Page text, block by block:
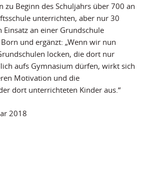
zu Beginn des Schuljahrs über 700 an
unterrichten, aber nur 30
Einsatz an einer Grundschule
und ergänzt: „Wenn wir nun
locken, die dort nur
aufs Gymnasium dürfen, wirkt sich
Motivation und die
dort unterrichteten Kinder aus.“
2018